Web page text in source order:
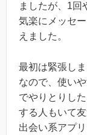
ましたが、1回
気楽にメッセ
えました。
最初は緊張し
なので、使い
でやりとりし
する人もいて
出会い系アプ